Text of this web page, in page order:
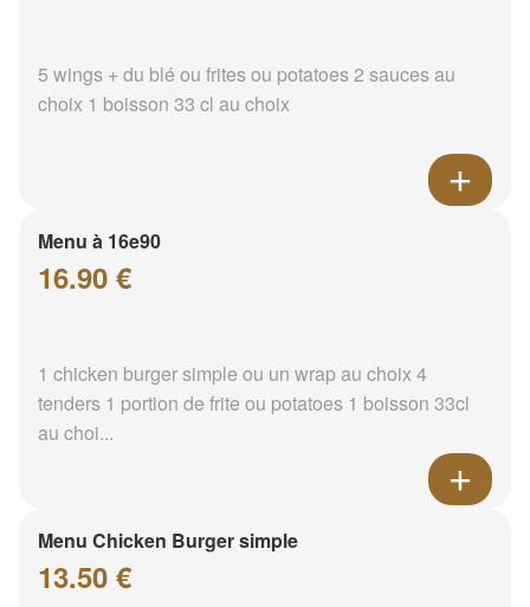
5 wings + du blé ou frites ou potatoes 2 sauces au
choix 1 boisson 33 cl au choix
Menu à 16e90
16.90 €
1 chicken burger simple ou un wrap au choix 4
tenders 1 portion de frite ou potatoes 1 boisson 33cl
au choi...
Menu Chicken Burger simple
13.50 €